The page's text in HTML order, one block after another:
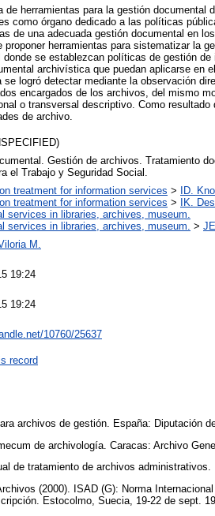
de herramientas para la gestión documental
como órgano dedicado a las políticas
de una adecuada gestión documental en
proponer herramientas para sistematizar la
se establezcan políticas de gestión
archivística que puedan aplicarse en
se logró detectar mediante la observación
encargados de los archivos, del mismo
o transversal descriptivo. Como
de archivo.
Gestión de archivos. Tratamiento
el Trabajo y Seguridad Social.
treatment for information services >
ID.
treatment for information services >
IK.
services in libraries, archives, museum.
services in libraries, archives, museum.
>
M.
19:24
19:24
10760/25637
record
archivos de gestión. España: Diputación
de archivología. Caracas: Archivo
de tratamiento de archivos
(2000). ISAD (G): Norma
Estocolmo, Suecia, 19-22 de sept.